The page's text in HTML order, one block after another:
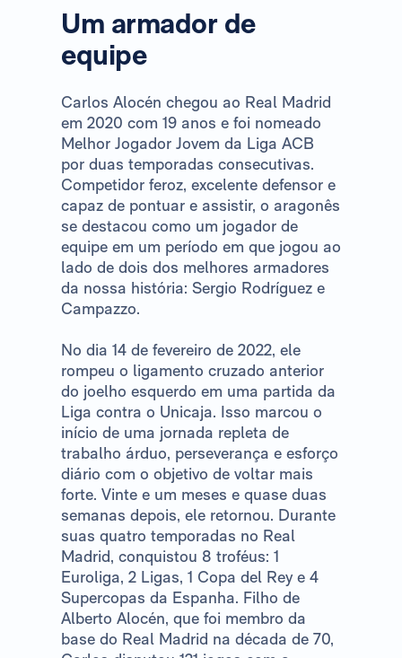
Um armador de
equipe
Carlos Alocén chegou ao Real Madrid
em 2020 com 19 anos e foi nomeado
Melhor Jogador Jovem da Liga ACB
por duas temporadas consecutivas.
Competidor feroz, excelente defensor e
capaz de pontuar e assistir, o aragonês
se destacou como um jogador de
equipe em um período em que jogou ao
lado de dois dos melhores armadores
da nossa história: Sergio Rodríguez e
Campazzo.
No dia 14 de fevereiro de 2022, ele
rompeu o ligamento cruzado anterior
do joelho esquerdo em uma partida da
Liga contra o Unicaja. Isso marcou o
início de uma jornada repleta de
trabalho árduo, perseverança e esforço
diário com o objetivo de voltar mais
forte. Vinte e um meses e quase duas
semanas depois, ele retornou. Durante
suas quatro temporadas no Real
Madrid, conquistou 8 troféus: 1
Euroliga, 2 Ligas, 1 Copa del Rey e 4
Supercopas da Espanha. Filho de
Alberto Alocén, que foi membro da
base do Real Madrid na década de 70,